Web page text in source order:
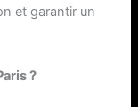
et garantir un
?